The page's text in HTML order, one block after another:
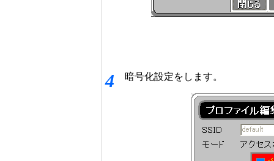
4 暗号化設定をします。